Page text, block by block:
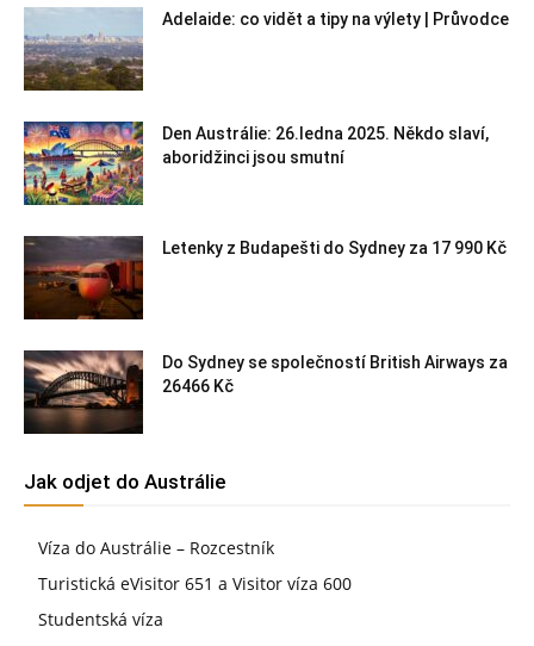
Adelaide: co vidět a tipy na výlety | Průvodce
Den Austrálie: 26.ledna 2025. Někdo slaví,
aboridžinci jsou smutní
Letenky z Budapešti do Sydney za 17 990 Kč
Do Sydney se společností British Airways za
26466 Kč
Jak odjet do Austrálie
Víza do Austrálie – Rozcestník
Turistická eVisitor 651 a Visitor víza 600
Studentská víza